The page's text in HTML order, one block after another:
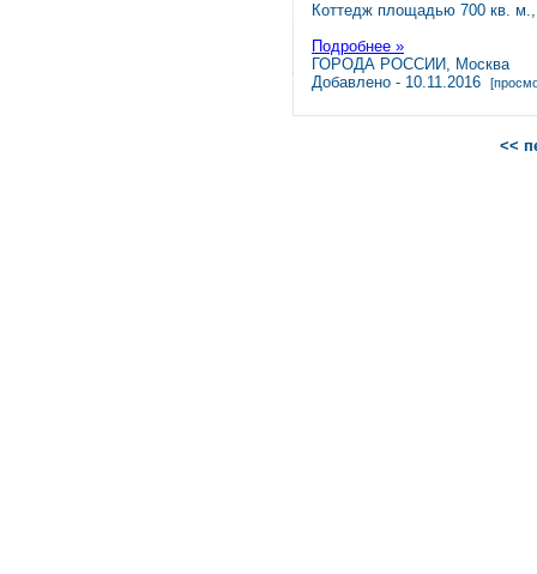
Коттедж площадью 700 кв.
Подробнее »
ГОРОДА РОССИИ, Москва
Добавлено - 10.11.2016
<<